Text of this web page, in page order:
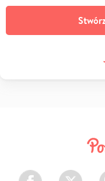
Facebook Twitter